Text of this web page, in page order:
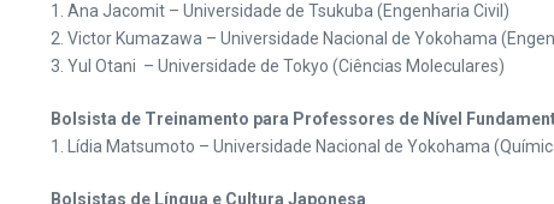
1. Ana Jacomit – Universidade de Tsukuba (Engenharia Civil)
2. Victor Kumazawa – Universidade Nacional de Yokohama
3. Yul Otani – Universidade de Tokyo (Ciências Moleculares)
Bolsista de Treinamento para Professores de Nível
1. Lídia Matsumoto – Universidade Nacional de Yokohama
Bolsistas de Língua e Cultura Japonesa